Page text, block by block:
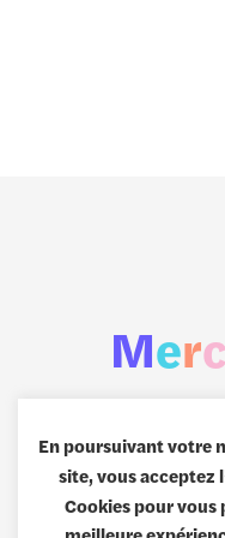
Merc
En poursuivant votre
site, vous acceptez
Cookies pour vous